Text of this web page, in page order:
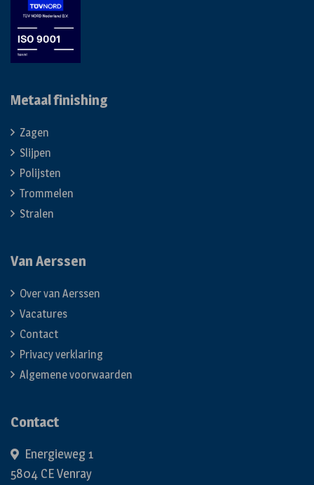
Metaal finishing
Zagen
Slijpen
Polijsten
Trommelen
Stralen
Van Aerssen
Over van Aerssen
Vacatures
Contact
Privacy verklaring
Algemene voorwaarden
Contact
Energieweg 1
5804 CE Venray